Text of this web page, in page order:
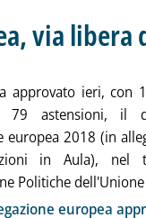
via libera
approvato ieri, con
79 astensioni, il
europea 2018 (in
in Aula), nel
Politiche
europea